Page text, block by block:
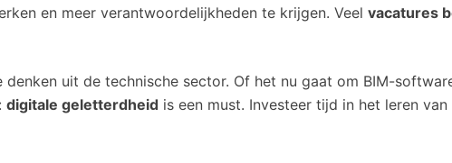
en meer verantwoordelijkheden te krijgen. Veel vacatures
uit de technische sector. Of het nu gaat om BIM-
digitale geletterdheid is een must. Investeer tijd in het leren